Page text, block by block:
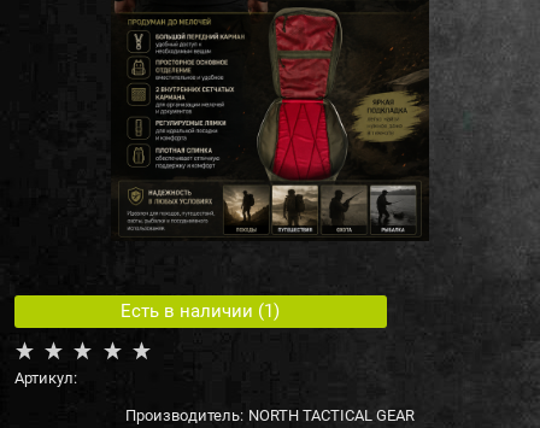
Есть в наличии (1)
Артикул:
Производитель: NORTH TACTICAL GEAR